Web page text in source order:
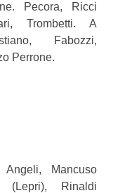
Pecora, Ricci
Trombetti. A
Fabozzi,
Perrone.
Mancuso
(Lepri), Rinaldi